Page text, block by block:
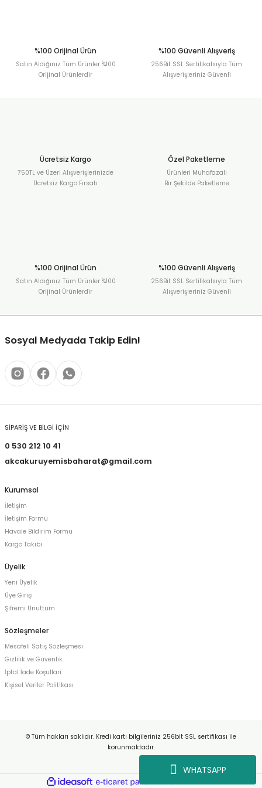
WHATSAPP
%100 Orijinal Ürün
Satın Aldığınız Tüm Ürünler %100
Orijinal Ürünlerdir
%100 Güvenli Alışveriş
256Bit SSL Sertifikalsıyla Tüm
Alışverişleriniz Güvenli
Ücretsiz Kargo
750TL ve Üzeri Alışverişlerinizde
Ücretsiz Kargo Fırsatı
Özel Paketleme
Ürünleri Muhafazalı
Bir Şekilde Paketleme
%100 Orijinal Ürün
Satın Aldığınız Tüm Ürünler %100
Orijinal Ürünlerdir
%100 Güvenli Alışveriş
256Bit SSL Sertifikalsıyla Tüm
Alışverişleriniz Güvenli
Sosyal Medyada Takip Edin!
SİPARİŞ VE BİLGİ İÇİN
0 530 212 10 41
akcakuruyemisbaharat@gmail.com
Kurumsal
İletişim
İletişim Formu
Havale Bildirim Formu
Kargo Takibi
Üyelik
Yeni Üyelik
Üye Girişi
Şifremi Unuttum
Sözleşmeler
Mesafeli Satış Sözleşmesi
Gizlilik ve Güvenlik
İptal İade Koşullari
Kişisel Veriler Politikası
© Tüm hakları saklıdır. Kredi kartı bilgileriniz 256bit SSL sertifikası ile
korunmaktadır.
ideasoft